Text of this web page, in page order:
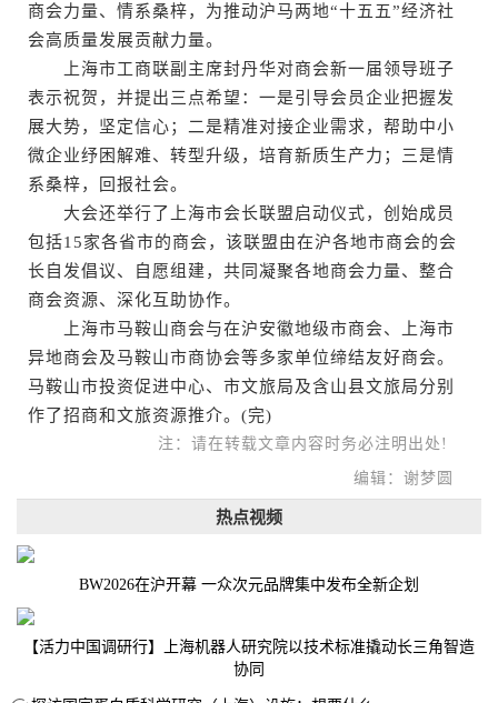
商会力量、情系桑梓，为推动沪马两地“十五五”经济社
会高质量发展贡献力量。
上海市工商联副主席封丹华对商会新一届领导班子
表示祝贺，并提出三点希望：一是引导会员企业把握发
展大势，坚定信心；二是精准对接企业需求，帮助中小
微企业纾困解难、转型升级，培育新质生产力；三是情
系桑梓，回报社会。
大会还举行了上海市会长联盟启动仪式，创始成员
包括15家各省市的商会，该联盟由在沪各地市商会的会
长自发倡议、自愿组建，共同凝聚各地商会力量、整合
商会资源、深化互助协作。
上海市马鞍山商会与在沪安徽地级市商会、上海市
异地商会及马鞍山市商协会等多家单位缔结友好商会。
马鞍山市投资促进中心、市文旅局及含山县文旅局分别
作了招商和文旅资源推介。(完)
注：请在转载文章内容时务必注明出处!
编辑：谢梦圆
热点视频
BW2026在沪开幕 一众次元品牌集中发布全新企划
【活力中国调研行】上海机器人研究院以技术标准撬动长三角智造
协同